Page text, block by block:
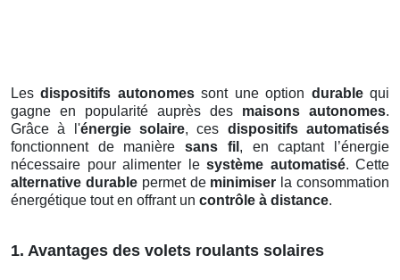
Lesdispositifs autonomessont une option durablequi
gagne en popularité auprès des maisons autonomes.
Grâce à l'énergie solaire, ces dispositifs automatisés
fonctionnent de manièresans fil , en captant l’énergie
nécessaire pour alimenter le système automatisé. Cette
alternative durablepermet de minimiser la consommation
énergétique tout en offrant un contrôle à distance.
1. Avantages des volets roulants solaires